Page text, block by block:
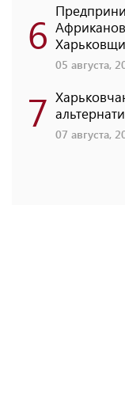
6
05 августа,
7 07 августа,